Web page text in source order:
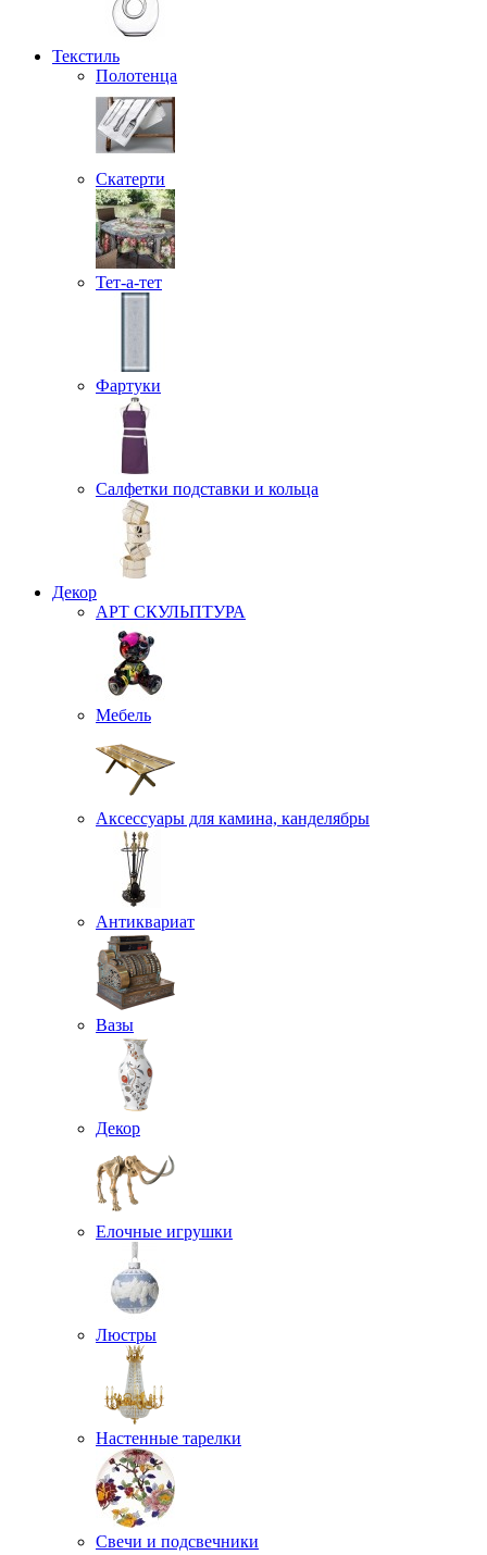
Текстиль
Полотенца
Скатерти
Тет-а-тет
Фартуки
Салфетки подставки и кольца
Декор
АРТ СКУЛЬПТУРА
Мебель
Аксессуары для камина, канделябры
Антиквариат
Вазы
Декор
Елочные игрушки
Люстры
Настенные тарелки
Свечи и подсвечники